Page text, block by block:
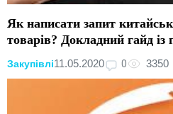
Як написати запит
товарів? Докладний гайд
Закупівлі11.05.2020 0 3350